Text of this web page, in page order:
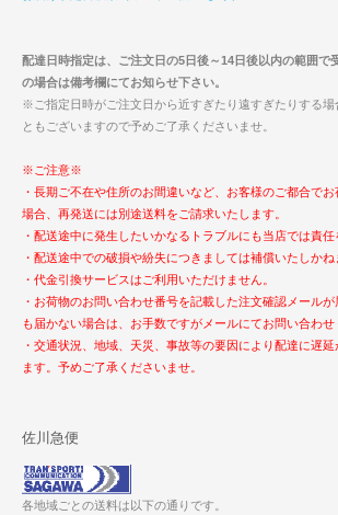
配達日時指定は、ご注文日の5日後～14日後以内の範囲で
の場合は備考欄にてお知らせ下さい。
※ご指定日時がご注文日から近すぎたり遠すぎたりする場
ともございますので予めご了承くださいませ。
※ご注意※
・長期ご不在や住所のお間違いなど、お客様のご都合で
場合、再発送には別途送料をご請求いたします。
・配送途中に発生したいかなるトラブルにも当店では責任
・配送途中での破損や紛失につきましては補償いたしかね
・代金引換サービスはご利用いただけません。
・お荷物のお問い合わせ番号を記載した注文確認メール
も届かない場合は、お手数ですがメールにてお問い合わせ
・交通状況、地域、天災、事故等の要因により配達に遅
ます。予めご了承くださいませ。
佐川急便
各地域ごとの送料は以下の通りです。